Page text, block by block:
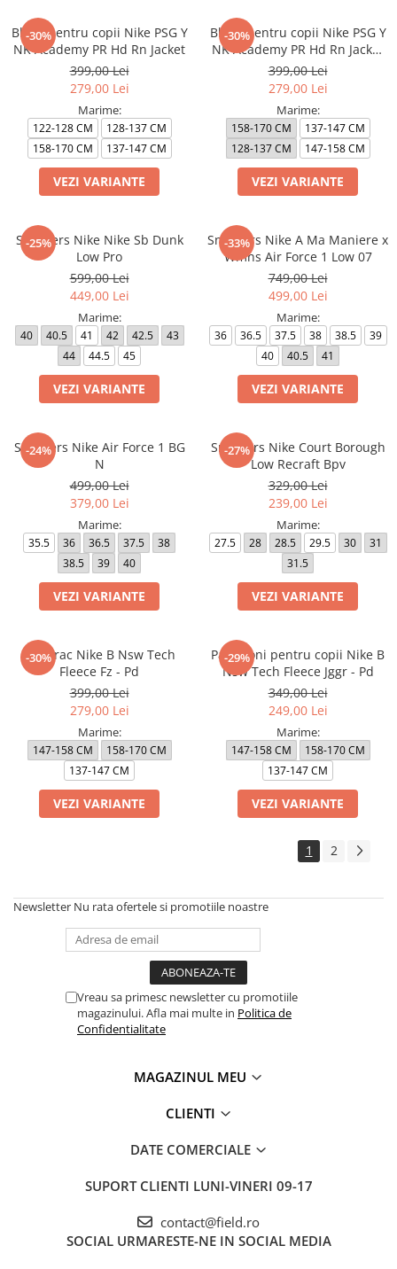
-30%
Bluza pentru copii Nike PSG Y
NK Academy PR Hd Rn Jacket
399,00 Lei
279,00 Lei
Marime:
122-128 CM
128-137 CM
158-170 CM
137-147 CM
VEZI VARIANTE
-30%
Bluza pentru copii Nike PSG Y
NK Academy PR Hd Rn Jacket
3R
399,00 Lei
279,00 Lei
Marime:
158-170 CM
137-147 CM
128-137 CM
147-158 CM
VEZI VARIANTE
-25%
Sneakers Nike Nike Sb Dunk
Low Pro
599,00 Lei
449,00 Lei
Marime:
40 40.5 41 42 42.5
43
44
44.5 45
VEZI VARIANTE
-33%
Sneakers Nike A Ma Maniere x
Wmns Air Force 1 Low 07
749,00 Lei
499,00 Lei
Marime:
36 36.5 37.5 38 38.5
39
40
40.5 41
VEZI VARIANTE
-24%
Sneakers Nike Air Force 1 BG
N
499,00 Lei
379,00 Lei
Marime:
35.5 36 36.5 37.5
38
38.5
39 40
VEZI VARIANTE
-27%
Sneakers Nike Court Borough
Low Recraft Bpv
329,00 Lei
239,00 Lei
Marime:
27.5 28 28.5 29.5 30
31
31.5
VEZI VARIANTE
-30%
Hanorac Nike B Nsw Tech
Fleece Fz - Pd
399,00 Lei
279,00 Lei
Marime:
147-158 CM
158-170 CM
137-147 CM
VEZI VARIANTE
-29%
Pantaloni pentru copii Nike B
Nsw Tech Fleece Jggr - Pd
349,00 Lei
249,00 Lei
Marime:
147-158 CM
158-170 CM
137-147 CM
VEZI VARIANTE
1 2
Newsletter Nu rata ofertele si promotiile noastre
Vreau sa primesc newsletter cu promotiile
magazinului. Afla mai multe in Politica de
Confidentialitate
MAGAZINUL MEU
CLIENTI
DATE COMERCIALE
SUPORT CLIENTI LUNI-VINERI 09-17
contact@field.ro
SOCIAL URMARESTE-NE IN SOCIAL MEDIA